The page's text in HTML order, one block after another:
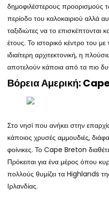
δημοφιλέστερους προορισμούς
περίοδο του καλοκαιριού αλλά
ταξιδιώτες να το επισκέπτονται
έτους. Το ιστορικό κέντρο του
ιδιαίτερη αρχιτεκτονική, η
αποτελούν κάποια από τα πιο
Βόρεια Αμερική:
Στο νησί που ανήκει στην
κάποιος χρυσές αμμουδιές,
φοίνικες. Το Cape Breton
Πρόκειται για ένα μέρος όπου
πολλούς θυμίζει τα Highlands
Ιρλανδίας.